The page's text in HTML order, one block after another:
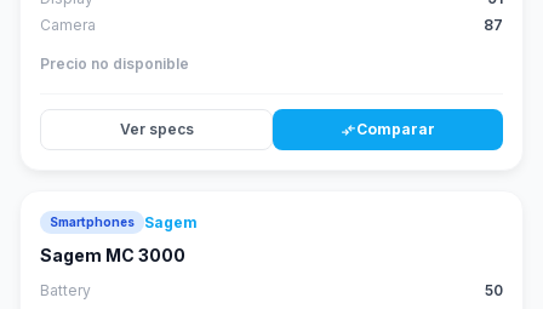
Camera
87
Precio no disponible
Ver specs compare_arrowsComparar
Smartphones Sagem
Sagem MC 3000
Battery
50